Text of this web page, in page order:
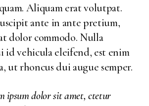
Aliquam erat volutpat.
ante in ante pretium,
dolor commodo. Nulla
id vehicula eleifend, est enim
ut rhoncus dui augue semper.
ipsum dolor sit amet, ctetur